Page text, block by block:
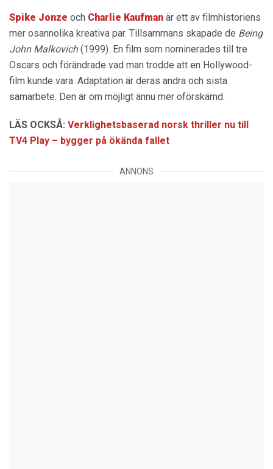
Spike Jonze och Charlie Kaufman är ett av filmhistoriens
mer osannolika kreativa par. Tillsammans skapade de Being
John Malkovich(1999). En film som nominerades till tre
Oscars och förändrade vad man trodde att en Hollywood-
film kunde vara. Adaptation är deras andra och sista
samarbete. Den är om möjligt ännu mer oförskämd.
LÄS OCKSÅ: Verklighetsbaserad norsk thriller nu till
TV4 Play – bygger på ökända fallet
ANNONS